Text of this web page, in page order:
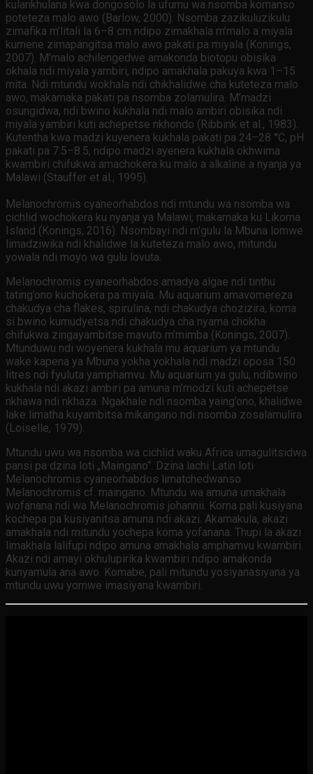
kulankhulana kwa dongosolo la ufumu wa nsomba komanso
poteteza malo awo (Barlow, 2000). Nsomba zazikuluzikulu
zimafika m’litali la 6–8 cm ndipo zimakhala m’malo a miyala
kumene zimapangitsa malo awo pakati pa miyala (Konings,
2007). M’malo achilengedwe amakonda biotopu obisika
okhala ndi miyala yambiri, ndipo amakhala pakuya kwa 1–15
mita. Ndi mtundu wokhala ndi chikhalidwe cha kuteteza malo
awo, makamaka pakati pa nsomba zolamulira. M’madzi
osungidwa, ndi bwino kukhala ndi malo ambiri obisika ndi
miyala yambiri kuti achepetse nkhondo (Ribbink et al., 1983).
Kutentha kwa madzi kuyenera kukhala pakati pa 24–28 °C, pH
pakati pa 7.5–8.5, ndipo madzi ayenera kukhala okhwima
kwambiri chifukwa amachokera ku malo a alkaline a nyanja ya
Malawi (Stauffer et al., 1995).
Melanochromis cyaneorhabdos ndi mtundu wa nsomba wa
cichlid wochokera ku nyanja ya Malawi, makamaka ku Likoma
Island (Konings, 2016). Nsombayi ndi m’gulu la Mbuna lomwe
limadziwika ndi khalidwe la kuteteza malo awo, mitundu
yowala ndi moyo wa gulu lovuta.
Melanochromis cyaneorhabdos amadya algae ndi tinthu
tating’ono kuchokera pa miyala. Mu aquarium amavomereza
chakudya cha flakes, spirulina, ndi chakudya chozizira, koma
si bwino kumudyetsa ndi chakudya cha nyama chokha
chifukwa zingayambitse mavuto m’mimba (Konings, 2007).
Mtunduwu ndi woyenera kukhala mu aquarium ya mtundu
wake kapena ya Mbuna yokha yokhala ndi madzi oposa 150
litres ndi fyuluta yamphamvu. Mu aquarium ya gulu, ndibwino
kukhala ndi akazi ambiri pa amuna m’modzi kuti achepetse
nkhawa ndi nkhaza. Ngakhale ndi nsomba yaing’ono, khalidwe
lake limatha kuyambitsa mikangano ndi nsomba zosalamulira
(Loiselle, 1979).
Mtundu uwu wa nsomba wa cichlid waku Africa umagulitsidwa
pansi pa dzina loti „Maingano“. Dzina lachi Latin loti
Melanochromis cyaneorhabdos limatchedwanso
Melanochromis cf. maingano. Mtundu wa amuna umakhala
wofanana ndi wa Melanochromis johannii. Koma pali kusiyana
kochepa pa kusiyanitsa amuna ndi akazi. Akamakula, akazi
amakhala ndi mitundu yochepa koma yofanana. Thupi la akazi
limakhala lalifupi ndipo amuna amakhala amphamvu kwambiri.
Akazi ndi amayi okhulupirika kwambiri ndipo amakonda
kunyamula ana awo. Komabe, pali mitundu yosiyanasiyana ya
mtundu uwu yomwe imasiyana kwambiri.